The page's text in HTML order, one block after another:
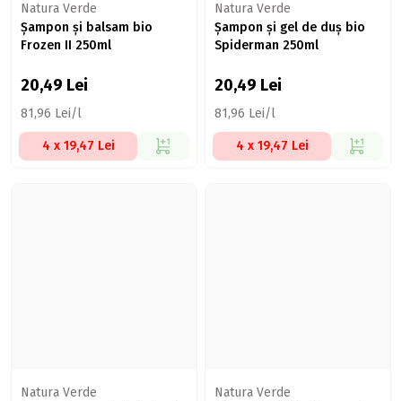
Natura Verde
Șampon și balsam bio
Frozen II 250ml
20,49 Lei
81,96 Lei/l
4 x 19,47 Lei
Natura Verde
Șampon și gel de duș bio
Spiderman 250ml
20,49 Lei
81,96 Lei/l
4 x 19,47 Lei
Natura Verde
Natura Verde